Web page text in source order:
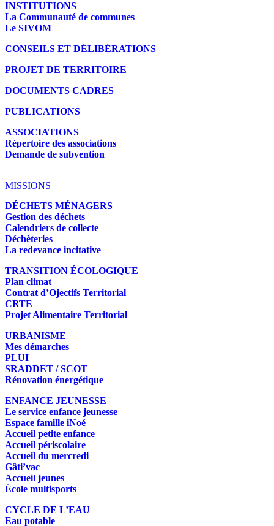
INSTITUTIONS
La Communauté de communes
Le SIVOM
CONSEILS ET DÉLIBÉRATIONS
PROJET DE TERRITOIRE
DOCUMENTS CADRES
PUBLICATIONS
ASSOCIATIONS
Répertoire des associations
Demande de subvention
MISSIONS
DÉCHETS MÉNAGERS
Gestion des déchets
Calendriers de collecte
Déchèteries
La redevance incitative
TRANSITION ÉCOLOGIQUE
Plan climat
Contrat d’Ojectifs Territorial
CRTE
Projet Alimentaire Territorial
URBANISME
Mes démarches
PLUI
SRADDET / SCOT
Rénovation énergétique
ENFANCE JEUNESSE
Le service enfance jeunesse
Espace famille iNoé
Accueil petite enfance
Accueil périscolaire
Accueil du mercredi
Gâti’vac
Accueil jeunes
École multisports
CYCLE DE L’EAU
Eau potable